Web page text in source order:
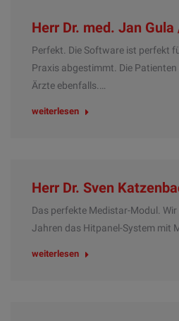
Herr Dr. med. Jan Gula
Perfekt. Die Software ist perfekt
Praxis abgestimmt. Die
Ärzte ebenfalls.…
weiterlesen
Herr Dr. Sven
Das perfekte Medistar-Modul.
Jahren das Hitpanel-System mit
weiterlesen